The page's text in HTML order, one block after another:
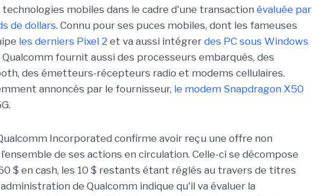
technologies mobiles dans le cadre d'une transaction évaluée par
de dollars. Connu pour ses puces mobiles, dont les fameuses
les derniers Pixel 2 et va aussi intégrer des PC sous Windows
Qualcomm fournit aussi des processeurs embarqués, des
des émetteurs-récepteurs radio et modems cellulaires.
annoncés par le fournisseur, le modem Snapdragon X50
Incorporated confirme avoir reçu une offre non
de ses actions en circulation. Celle-ci se décompose
$ en cash, les 10 $ restants étant réglés au travers de titres
de Qualcomm indique qu'il va évaluer la